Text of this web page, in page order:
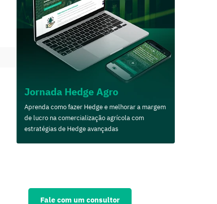
Jornada Hedge Agro
Aprenda como fazer Hedge e melhorar a margem
de lucro na comercialização agrícola com
estratégias de Hedge avançadas
Fale com um consultor